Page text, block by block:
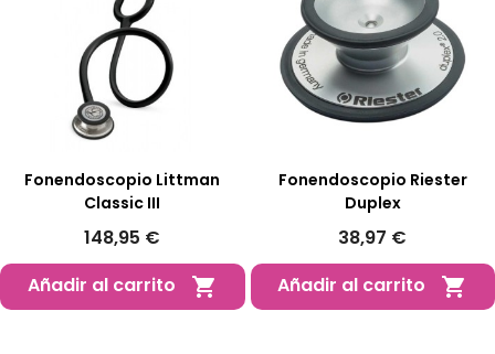
Fonendoscopio Littman
Classic III
148,95 €
Añadir al carrito

Fonendoscopio Riester
Duplex
38,97 €
Añadir al carrito
